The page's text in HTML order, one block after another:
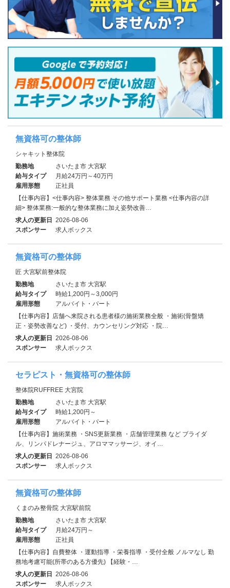
無資格可の整体師
シャキット整体院
勤務地
さいたま市 大宮駅
給与タイプ
月給24万円～40万円
雇用形態
正社員
【仕事内容】<仕事内容> 整体業務 その他サポート業務 <仕事内容の詳
細> 整体業務:一般的な整体業務に加え姿勢改善…
求人の更新日 2026-08-06
スポンサー
求人ボックス
無資格可の整体師
匠 大宮駅前整体院
勤務地
さいたま市 大宮駅
給与タイプ
時給1,200円～3,000円
雇用形態
アルバイト・パート
【仕事内容】店舗へ来院される患者様の施術業務全般 ・施術(骨盤矯
正・姿勢改善など) ・受付、カウンセリング対応 ・院…
求人の更新日 2026-08-06
スポンサー
求人ボックス
セラピスト・無資格可の整体師
整体院RUFFREE 大宮院
勤務地
さいたま市 大宮駅
給与タイプ
時給1,200円～
雇用形態
アルバイト・パート
【仕事内容】施術業務 ・SNS更新業務 ・店舗管理業務 など ブライダ
ル、リンパドレナージュ、アロママッサージ、オイ…
求人の更新日 2026-08-06
スポンサー
求人ボックス
無資格可の整体師
くまのみ整骨院 大宮駅前院
勤務地
さいたま市 大宮駅
給与タイプ
月給24万円～
雇用形態
正社員
【仕事内容】自費整体 ・運動指導 ・栄養指導 ・受付全般 ノルマなし 勤
務地考慮可能(所帯のある方優先) 【経験・…
求人の更新日 2026-08-06
スポンサー
求人ボックス